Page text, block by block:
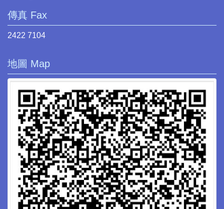
傳真 Fax
2422 7104
地圖 Map